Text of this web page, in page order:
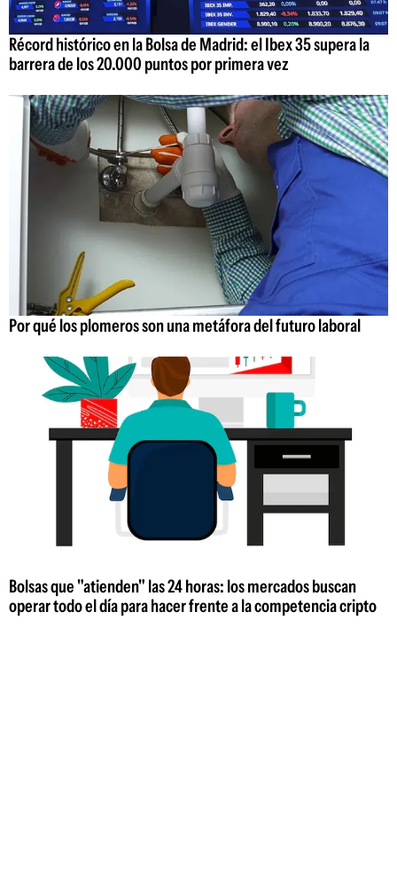
Récord histórico en la Bolsa de Madrid: el Ibex 35 supera la
barrera de los 20.000 puntos por primera vez
Por qué los plomeros son una metáfora del futuro laboral
Bolsas que "atienden" las 24 horas: los mercados buscan
operar todo el día para hacer frente a la competencia cripto